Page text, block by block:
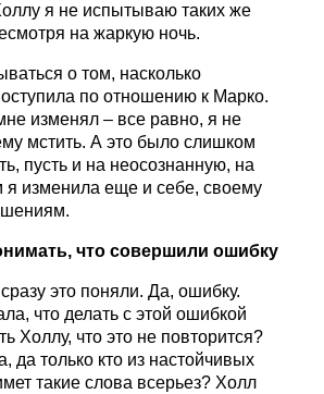
я не испытываю таких же
на жаркую ночь.
о том, насколько
по отношению к Марко.
изменял – все равно, я не
мстить. А это было слишком
пусть и на неосознанную, на
я изменила еще и себе, своему
что совершили ошибку
это поняли. Да, ошибку.
что делать с этой ошибкой
Холлу, что это не повторится?
да только кто из настойчивых
такие слова всерьез? Холл